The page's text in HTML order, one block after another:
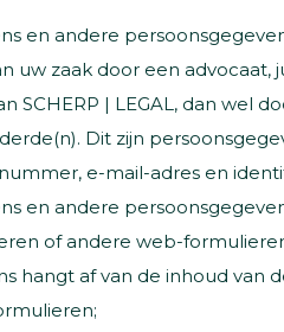
en andere
uw zaak door een advocaat,
SCHERP | LEGAL, dan wel
Dit zijn
e-mail-adres en
en andere
of andere web-
hangt af van de inhoud van